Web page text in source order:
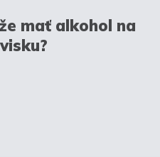
mať alkohol na